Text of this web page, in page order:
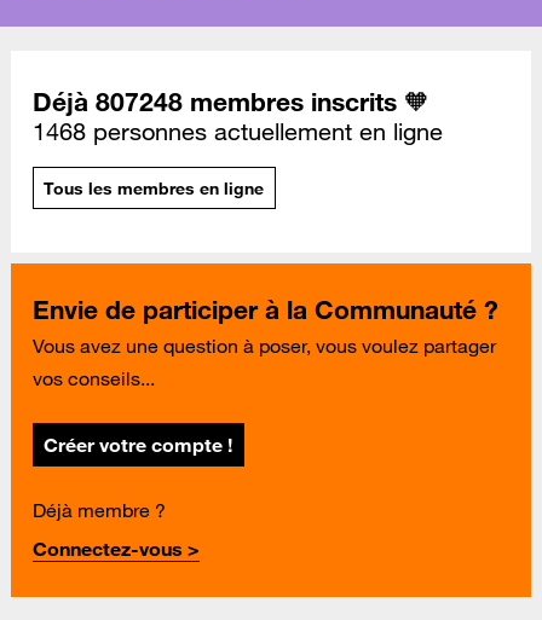
Déjà 807248 membres inscrits 🧡
1468 personnes actuellement en ligne
Tous les membres en ligne
Envie de participer à la Communauté ?
Vous avez une question à poser, vous voulez partager
vos conseils...
Créer votre compte !
Déjà membre ?
Connectez-vous >